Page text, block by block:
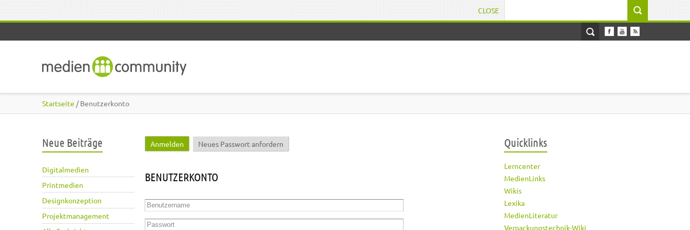
CLOSE
Startseite / Benutzerkonto
Neue Beiträge
Digitalmedien
Printmedien
Designkonzeption
Projektmanagement
Haupt-Reiter
Anmelden (aktiver Reiter)
Neues Passwort anfordern
BENUTZERKONTO
Benutzername
Passwort
Quicklinks
Lerncenter
MedienLinks
Wikis
Lexika
MedienLiteratur
Verpackungstechnik-Wiki